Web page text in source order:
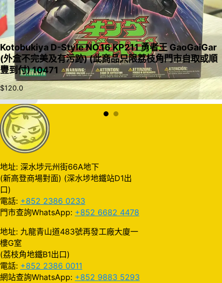
入購物車
Kotobukiya D-Style NO.16 KP211 勇者王 GaoGaiGar
(外盒不完美及有污跡) (此商品只限荔枝角門市自取或順
豐到付) 10471
$120.0
地址: 深水埗元州街66A地下
(新高登商場對面) (深水埗地鐵站D1出
口)
電話: +852 2386 0233
門市查詢WhatsApp: +852 6682 4478
地址: 九龍青山道483號再發工廠大廈一
樓G室
(荔枝角地鐵B1出口)
電話: +852 2386 0011
網站查詢WhatsApp: +852 9883 5293